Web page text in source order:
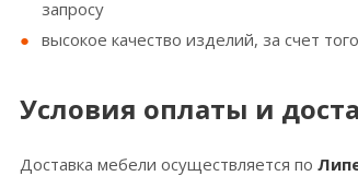
запросу
высокое качество изделий, за счет
Условия оплаты и
Доставка мебели осуществляется по